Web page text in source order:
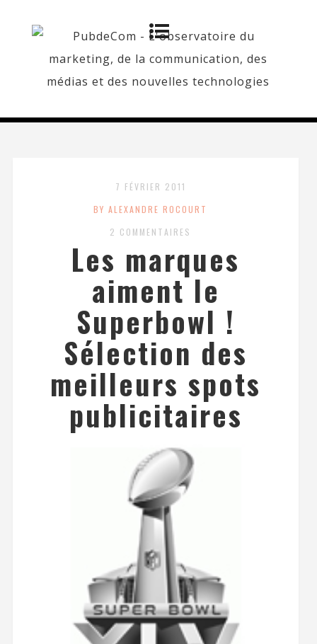
7 FÉVRIER 2011
BY ALEXANDRE ROCOURT
2 COMMENTAIRES
Les marques
aiment le
Superbowl !
Sélection des
meilleurs spots
publicitaires